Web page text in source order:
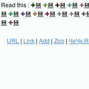
Read this :✚💾 ✚💾 ✚💾 ✚💾 ✚💾
💾 ✚💾 ✚💾 ✚💾 ✚💾 ✚💾 ✚💾 ✚
💾 ✚💾
URL | Link | Add | Zoo |